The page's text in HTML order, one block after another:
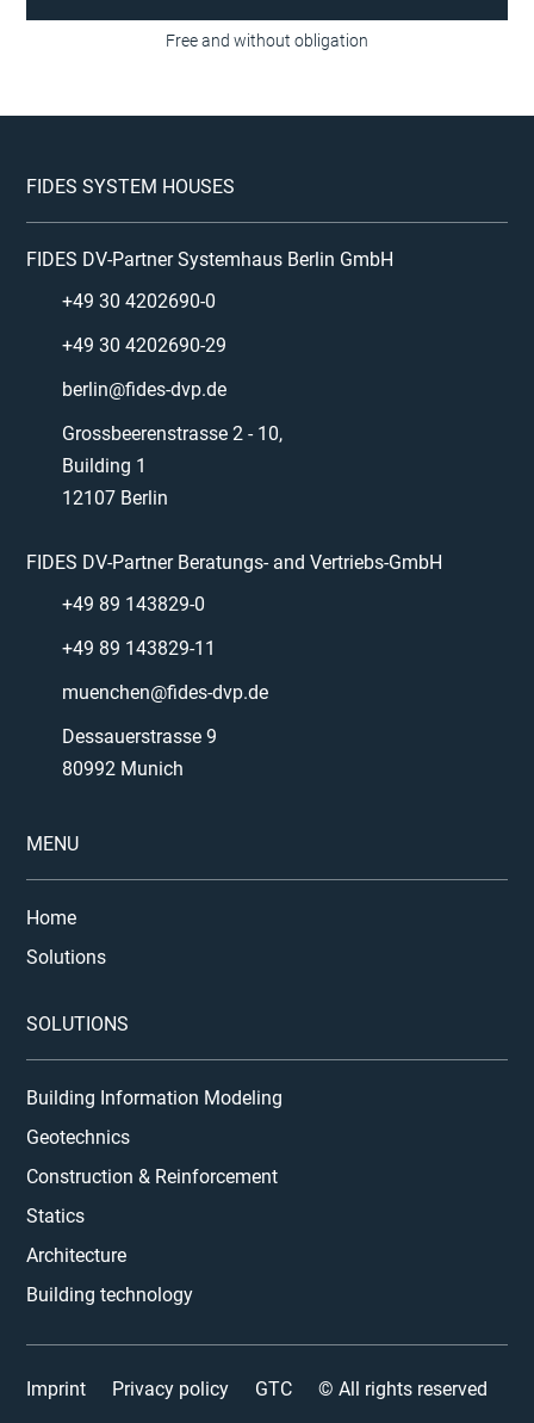
FIDES SYSTEM HOUSES
FIDES DV-Partner Systemhaus Berlin GmbH
+49 30 4202690-0
+49 30 4202690-29
berlin@fides-dvp.de
Grossbeerenstrasse 2 - 10,
Building 1
12107 Berlin
FIDES DV-Partner Beratungs- and Vertriebs-GmbH
+49 89 143829-0
+49 89 143829-11
muenchen@fides-dvp.de
Dessauerstrasse 9
80992 Munich
MENU
Home
Solutions
SOLUTIONS
Building Information Modeling
Geotechnics
Construction & Reinforcement
Statics
Architecture
Building technology
Imprint Privacy policy GTC © All rights reserved